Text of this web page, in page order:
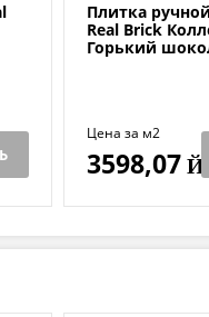
Плитка
Real Brick
Горький
Цена за м2
3598,07Й